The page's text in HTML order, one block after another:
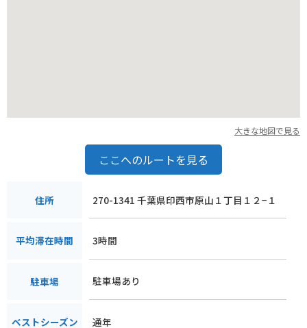
大きな地図で見る
ここへのルートを見る
住所 270-1341 千葉県印西市原山１丁目１２−１
平均滞在時間 3時間
駐車場 駐車場あり
ベストシーズン 通年